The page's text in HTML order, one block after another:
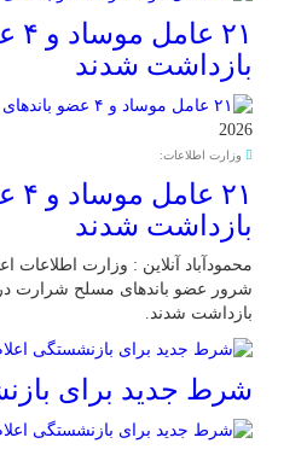
بازداشت شدند
2026
وزارت اطلاعات:
بازداشت شدند
شرور عضو باند‌های مسلح شرارت
بازداشت شدند.
شرط جدید برای